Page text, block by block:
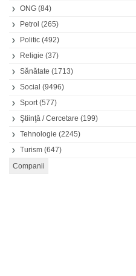
ONG (84)
Petrol (265)
Politic (492)
Religie (37)
Sănătate (1713)
Social (9496)
Sport(577)
Ştiinţă / Cercetare (199)
Tehnologie (2245)
Turism (647)